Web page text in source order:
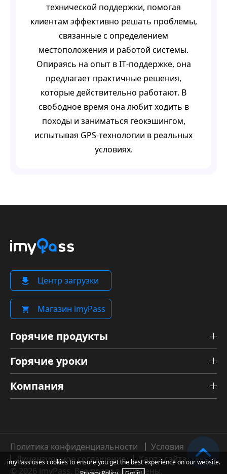
технической поддержки, помогая
клиентам эффективно решать проблемы,
связанные с определением
местоположения и работой системы.
Опираясь на опыт в IT‑поддержке, она
предлагает практичные решения,
которые действительно работают. В
свободное время она любит ходить в
походы и заниматься геокэшингом,
испытывая GPS‑технологии в реальных
условиях.
Центр загрузки
Магазин imyPass
Горячие продукты
Горячие уроки
Компания
Политика конфиденциальности
Условия
Лицензионное соглашение
Карта сайта
© 2026 imyPass. Все права защищены.
imyPass uses cookies to ensure you get the best experience on our website.